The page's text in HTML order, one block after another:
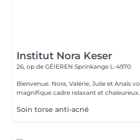
Institut Nora Keser
26, op de GÉIEREN Sprinkange L-4970
Bienvenue. Nora, Valérie, Julie et Anaïs vous accueillent dans un
magnifique cadre relaxant et chaleureux.
Soin torse anti-acné